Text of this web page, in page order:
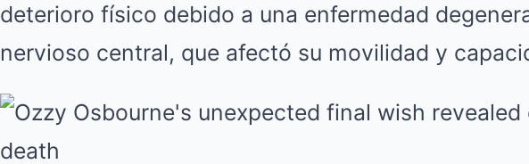
deterioro físico debido a una enfermedad
nervioso central, que afectó su movilidad y